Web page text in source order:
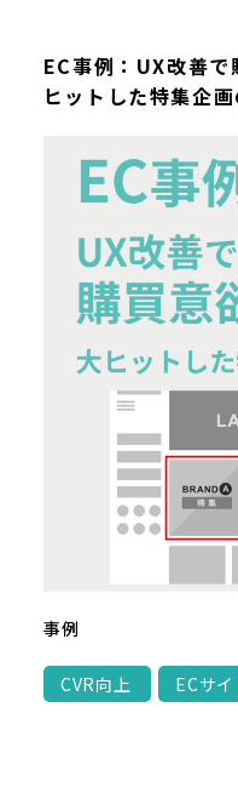
EC事例：UX改善
ヒットした特集企
事例
CVR向上 ECサイ